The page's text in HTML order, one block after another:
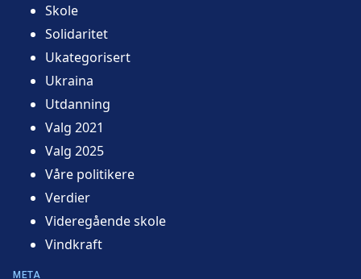
Skole
Solidaritet
Ukategorisert
Ukraina
Utdanning
Valg 2021
Valg 2025
Våre politikere
Verdier
Videregående skole
Vindkraft
META